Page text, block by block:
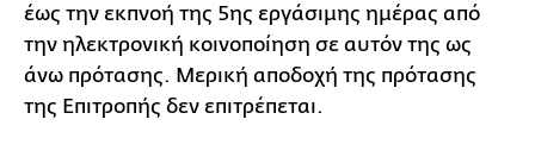
έως την εκπνοή της 5ης εργάσιμης ημέρας από
την ηλεκτρονική κοινοποίηση σε αυτόν της ως
άνω πρότασης. Μερική αποδοχή της πρότασης
της Επιτροπής δεν επιτρέπεται.